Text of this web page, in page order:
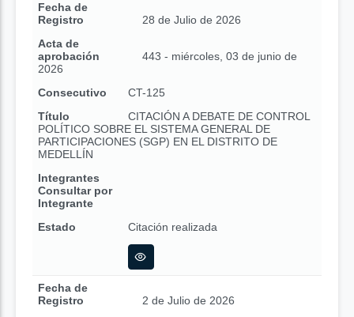
Fecha de
Registro
28 de Julio de 2026
Acta de
aprobación
443 - miércoles, 03 de junio de
2026
Consecutivo
CT-125
Título
CITACIÓN A DEBATE DE CONTROL
POLÍTICO SOBRE EL SISTEMA GENERAL DE
PARTICIPACIONES (SGP) EN EL DISTRITO DE
MEDELLÍN
Integrantes
Consultar por
Integrante
Estado
Citación realizada
Fecha de
Registro
2 de Julio de 2026